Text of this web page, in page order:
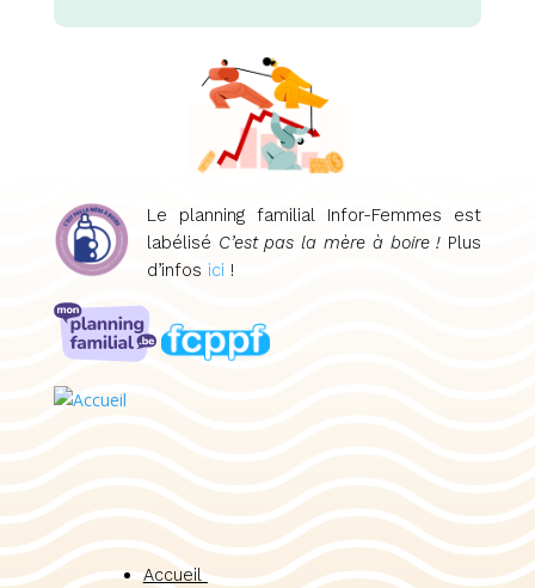
Le planning familial Infor-Femmes est
labélisé C’est pas la mère à boire ! Plus
d’infos ici !
Accueil